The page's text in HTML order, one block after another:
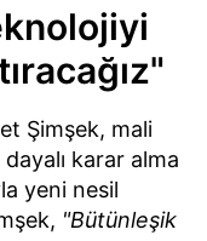
Şimşek, mali
karar alma
yeni nesil
"Bütünleşik